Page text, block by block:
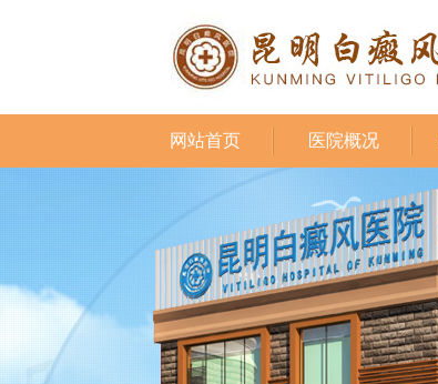
网站首页 医院概况